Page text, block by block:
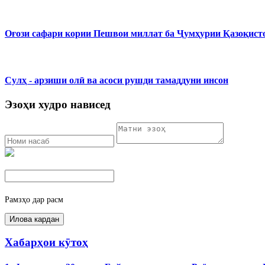
Оғози сафари кории Пешвои миллат ба Ҷумҳурии
Сулҳ - арзиши олӣ ва асоси рушди тамаддуни инсон
Эзоҳи худро нависед
Рамзҳо дар расм
Хабарҳои кӯтоҳ